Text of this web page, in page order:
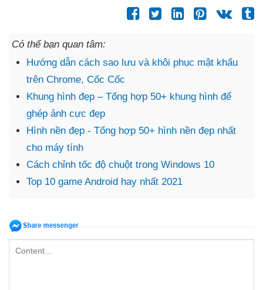
Có thể bạn quan tâm:
Hướng dẫn cách sao lưu và khôi phục mật khẩu
trên Chrome, Cốc Cốc
Khung hình đẹp – Tổng hợp 50+ khung hình để
ghép ảnh cực đẹp
Hình nền đẹp - Tổng hợp 50+ hình nền đẹp nhất
cho máy tính
Cách chỉnh tốc độ chuột trong Windows 10
Top 10 game Android hay nhất 2021